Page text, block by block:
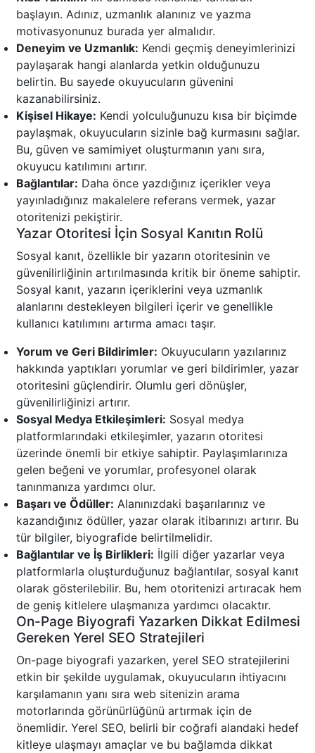
başlayın. Adınız, uzmanlık alanınız ve yazma
motivasyonunuz burada yer almalıdır.
Deneyim ve Uzmanlık: Kendi geçmiş deneyimlerinizi
paylaşarak hangi alanlarda yetkin olduğunuzu
belirtin. Bu sayede okuyucuların güvenini
kazanabilirsiniz.
Kişisel Hikaye: Kendi yolculuğunuzu kısa bir biçimde
paylaşmak, okuyucuların sizinle bağ kurmasını sağlar.
Bu, güven ve samimiyet oluşturmanın yanı sıra,
okuyucu katılımını artırır.
Bağlantılar: Daha önce yazdığınız içerikler veya
yayınladığınız makalelere referans vermek, yazar
otoritenizi pekiştirir.
Yazar Otoritesi İçin Sosyal Kanıtın Rolü
Sosyal kanıt, özellikle bir yazarın otoritesinin ve
güvenilirliğinin artırılmasında kritik bir öneme sahiptir.
Sosyal kanıt, yazarın içeriklerini veya uzmanlık
alanlarını destekleyen bilgileri içerir ve genellikle
kullanıcı katılımını artırma amacı taşır.
Yorum ve Geri Bildirimler: Okuyucuların yazılarınız
hakkında yaptıkları yorumlar ve geri bildirimler, yazar
otoritesini güçlendirir. Olumlu geri dönüşler,
güvenilirliğinizi artırır.
Sosyal Medya Etkileşimleri: Sosyal medya
platformlarındaki etkileşimler, yazarın otoritesi
üzerinde önemli bir etkiye sahiptir. Paylaşımlarınıza
gelen beğeni ve yorumlar, profesyonel olarak
tanınmanıza yardımcı olur.
Başarı ve Ödüller: Alanınızdaki başarılarınız ve
kazandığınız ödüller, yazar olarak itibarınızı artırır. Bu
tür bilgiler, biyografide belirtilmelidir.
Bağlantılar ve İş Birlikleri: İlgili diğer yazarlar veya
platformlarla oluşturduğunuz bağlantılar, sosyal kanıt
olarak gösterilebilir. Bu, hem otoritenizi artıracak hem
de geniş kitlelere ulaşmanıza yardımcı olacaktır.
On-Page Biyografi Yazarken Dikkat Edilmesi
Gereken Yerel SEO Stratejileri
On-page biyografi yazarken, yerel SEO stratejilerini
etkin bir şekilde uygulamak, okuyucuların ihtiyacını
karşılamanın yanı sıra web sitenizin arama
motorlarında görünürlüğünü artırmak için de
önemlidir. Yerel SEO, belirli bir coğrafi alandaki hedef
kitleye ulaşmayı amaçlar ve bu bağlamda dikkat